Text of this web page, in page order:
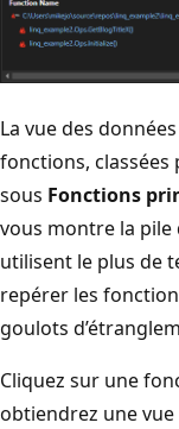
La vue des
fonctions, classées
sous Fonctions
vous montre la
utilisent le plus de
repérer les
goulots
Cliquez sur une
obtiendrez une